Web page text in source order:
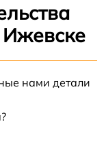
Ижевске
нами детали